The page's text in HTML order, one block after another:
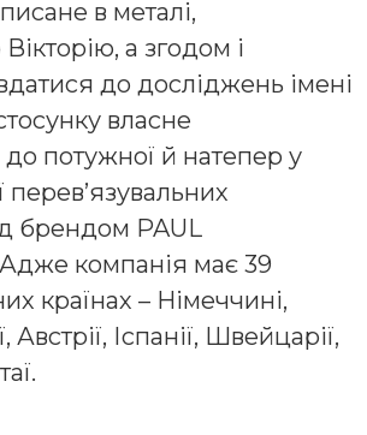
в металі,
а згодом і
до досліджень імені
власне
потужної й натепер у
перев’язувальних
брендом PAUL
компанія має 39
країнах – Німеччині,
Австрії, Іспанії, Швейцарії,